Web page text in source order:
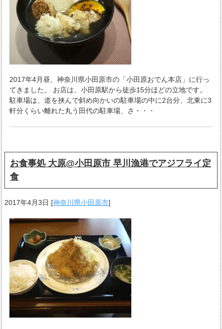
2017年4月昼、神奈川県小田原市の「小田原おでん本店」に行っ
てきました。 お店は、小田原駅から徒歩15分ほどの立地です。
駐車場は、道を挟んで斜め向かいの駐車場の中に2台分、北東に3
軒分くらい離れた丸う田代の駐車場、さ・・・
お食事処 大原@小田原市 早川漁港でアジフライ定
食
2017年4月3日 [神奈川県小田原市]